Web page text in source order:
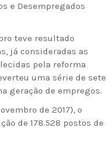
e Desempregados
teve resultado
já consideradas as
pela reforma
uma série de sete
geração de empregos.
de 2017), o
de 178.528 postos de